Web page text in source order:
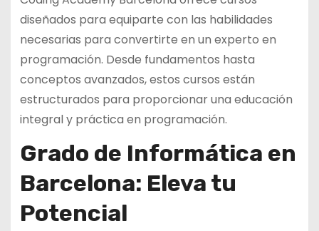
diseñados para equiparte con las habilidades
necesarias para convertirte en un experto en
programación. Desde fundamentos hasta
conceptos avanzados, estos cursos están
estructurados para proporcionar una educación
integral y práctica en programación.
Grado de Informática en
Barcelona: Eleva tu
Potencial